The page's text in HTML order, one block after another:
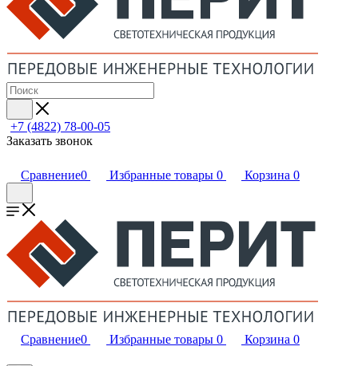
+7 (4822) 78-00-05
Заказать звонок
Сравнение0 Избранные товары 0 Корзина 0
Сравнение0 Избранные товары 0 Корзина 0